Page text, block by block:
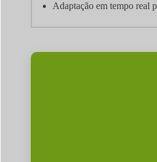
Adaptação em tempo real